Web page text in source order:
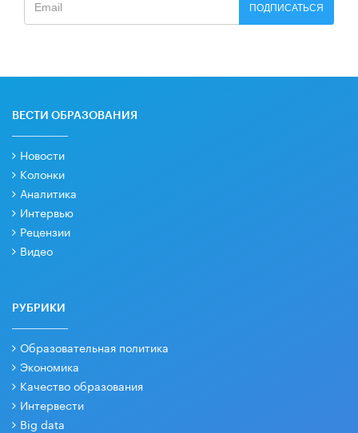
ПОДПИСАТЬСЯ
ВЕСТИ ОБРАЗОВАНИЯ
Новости
Колонки
Аналитика
Интервью
Рецензии
Видео
РУБРИКИ
Образовательная политика
Экономика
Качество образования
Интервести
Big data